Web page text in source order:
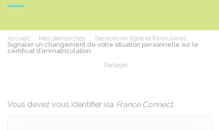
Accueil Mes démarches
Services en ligne et formulaires
Signaler un changement de votre situation personnelle sur le
certificat d’immatriculation
Partager
Vous devez vous identifier via France Connect.